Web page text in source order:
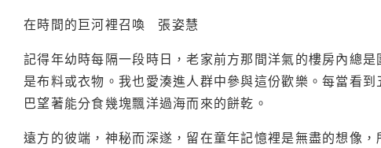
在時間的巨河裡召喚 張姿慧
記得年幼時每隔一段時日，老家前方那間洋氣的樓房內總
是布料或衣物。我也愛湊進人群中參與這份歡樂。每當看
巴望著能分食幾塊飄洋過海而來的餅乾。
遠方的彼端，神秘而深遂，留在童年記憶裡是無盡的想像